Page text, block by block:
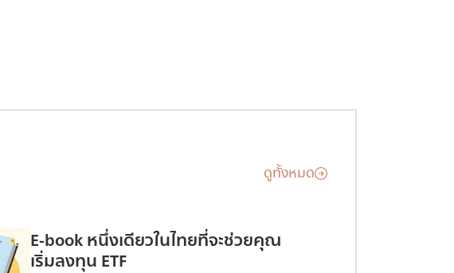
ดูทั้งหมด
E-book หนึ่งเดียวในไทยที่จะช่วยคุณ
เริ่มลงทุน ETF